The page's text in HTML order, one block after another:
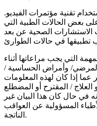
تقنية مؤتمرات الفيديو.
بعض الحالات الطبية التي
الصحية عن بعد
التي يجب مراعاتها أثناء
المرضي/ وأمراض الحساسية /
إذا كان لهذه المعلومات
العلاج / المقترح أو المضطلع
في حال كان هذا البيان غير
المسؤولية عن العواقب
الناتجة.